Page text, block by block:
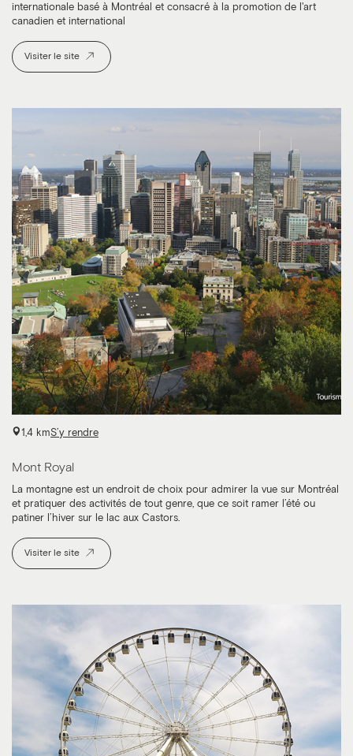
internationale basé à Montréal et consacré à la promotion de l'art
canadien et international
Visiter le site
1,4 kmS’y rendre
Mont Royal
La montagne est un endroit de choix pour admirer la vue sur Montréal
et pratiquer des activités de tout genre, que ce soit ramer l’été ou
patiner l’hiver sur le lac aux Castors.
Visiter le site